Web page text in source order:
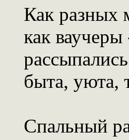
Как разных
как ваучеры
быта, уюта,
Спальный